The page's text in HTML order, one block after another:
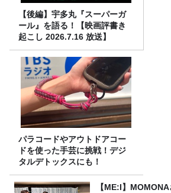
【後編】宇多丸『スーパーガ
ール』を語る！【映画評書き
起こし 2026.7.16 放送】
パラコードやアウトドアコー
ドを使った手芸に挑戦！デジ
タルデトックスにも！
【ME:I】